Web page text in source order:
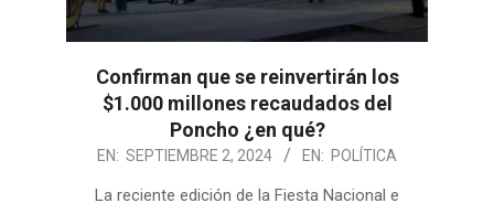
Confirman que se reinvertirán los
$1.000 millones recaudados del
Poncho ¿en qué?
2024-EN: SEPTIEMBRE 2, 2024 EN: POLÍTICA
La reciente edición de la Fiesta Nacional e